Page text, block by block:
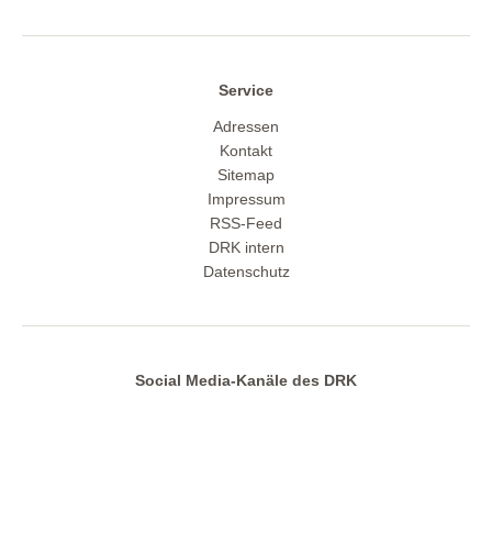
Service
Adressen
Kontakt
Sitemap
Impressum
RSS-Feed
DRK intern
Datenschutz
Social Media-Kanäle des DRK